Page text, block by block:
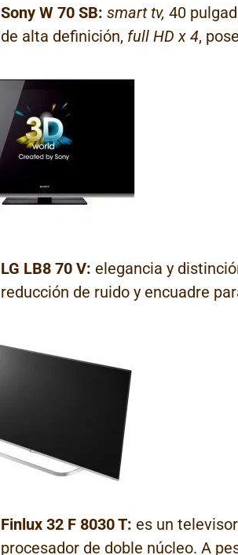
Sony W 70 SB: smart tv, 40
de alta definición, full HD x 4,
LG LB8 70 V: elegancia y
reducción de ruido y encuadre
Finlux 32 F 8030 T: es un
procesador de doble núcleo. A